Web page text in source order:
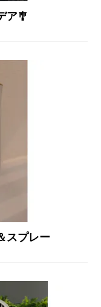
ア🎐
スプレー